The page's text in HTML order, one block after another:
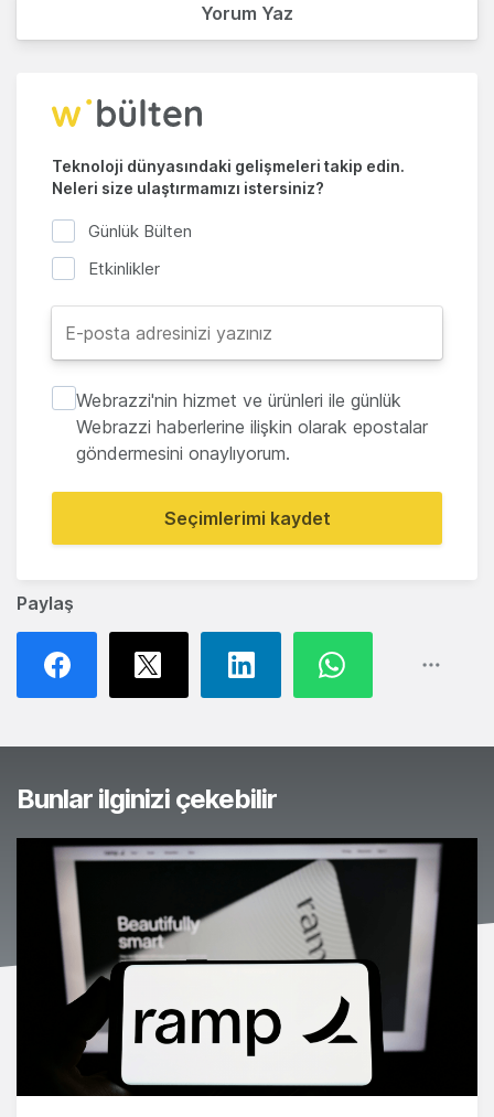
Paylaş
Yorum Yaz
Teknoloji dünyasındaki gelişmeleri takip edin.
Neleri size ulaştırmamızı istersiniz?
Günlük Bülten
Etkinlikler
Webrazzi'nin hizmet ve ürünleri ile günlük
Webrazzi haberlerine ilişkin olarak epostalar
göndermesini onaylıyorum.
Seçimlerimi kaydet
Bunlar ilginizi çekebilir